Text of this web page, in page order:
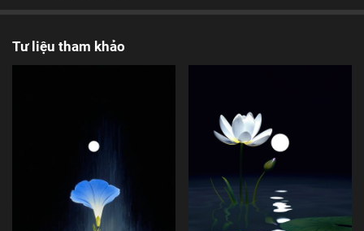
Tư liệu tham khảo